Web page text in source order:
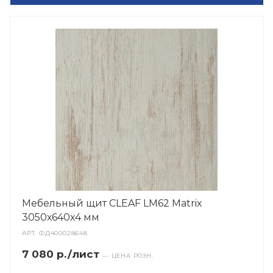
Мебельный щит CLEAF LM62 Matrix
3050х640х4 мм
АРТ.ФД400028648
7 080 р./лист — ЦЕНА РОЗН.